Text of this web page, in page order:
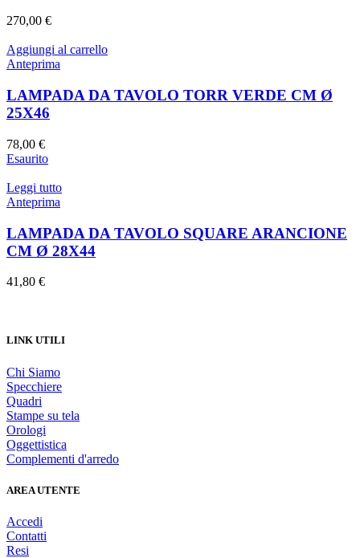
270,00 €
Aggiungi al carrello
Anteprima
LAMPADA DA TAVOLO TORR VERDE CM Ø
25X46
78,00 €
Esaurito
Leggi tutto
Anteprima
LAMPADA DA TAVOLO SQUARE ARANCIONE
CM Ø 28X44
41,80 €
LINK UTILI
Chi Siamo
Specchiere
Quadri
Stampe su tela
Orologi
Oggettistica
Complementi d'arredo
AREA UTENTE
Accedi
Contatti
Resi